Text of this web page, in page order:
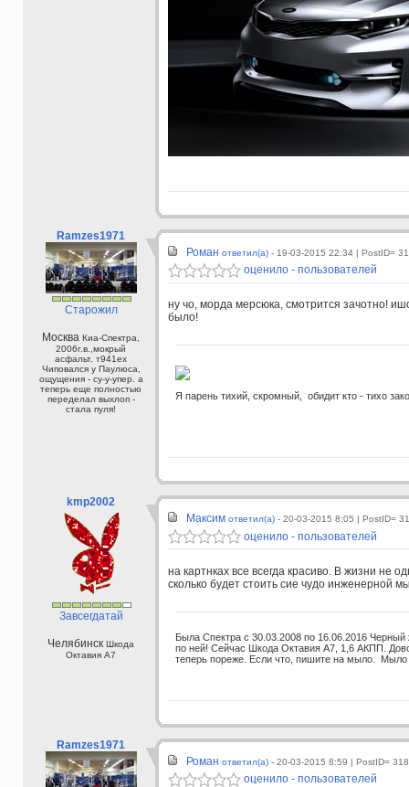
Ramzes1971
Старожил
Москва Киа-Спектра,
2006г.в.,мокрый
асфальт. т941ех
Чиповался у Паулюса,
ощущения - су-у-упер. а
теперь еще полностью
переделал выхлоп -
стала пуля!
Роман ответил(а) - 19-03-2015 22:34 | PostID=
оценило - пользователей
ну чо, морда мерсюка, смотрится зачотно!
было!
Я парень тихий, скромный, обидит кто - тихо
kmp2002
Завсегдатай
Челябинск Шкода
Октавия А7
Максим ответил(а) - 20-03-2015 8:05 | PostID=
оценило - пользователей
на картнках все всегда красиво. В жизни не
сколько будет стоить сие чудо инженерной
Была Спектра с 30.03.2008 по 16.06.2016
по ней! Сейчас Шкода Октавия А7, 1,6 АКПП.
теперь пореже. Если что, пишите на мыло.
Ramzes1971
Роман ответил(а) - 20-03-2015 8:59 | PostID=
оценило - пользователей